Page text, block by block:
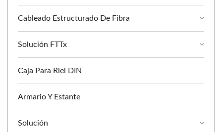
Cableado Estructurado De Fibra
Solución FTTx
Caja Para Riel DIN
Armario Y Estante
Solución